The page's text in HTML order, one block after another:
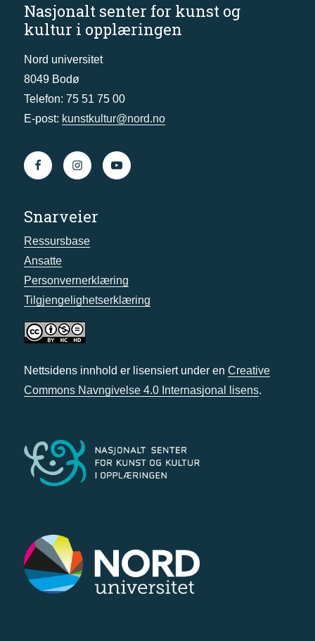
Nasjonalt senter for kunst og
kultur i opplæringen
Nord universitet
8049 Bodø
Telefon: 75 51 75 00
E-post: kunstkultur@nord.no
Snarveier
Ressursbase
Ansatte
Personvernerklæring
Tilgjengelighetserklæring
Nettsidens innhold er lisensiert under en Creative
Commons Navngivelse 4.0 Internasjonal lisens.